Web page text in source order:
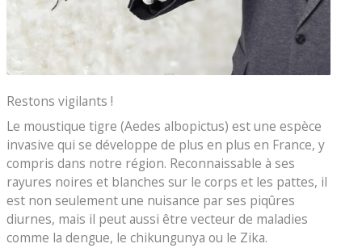
Restons vigilants !
Le moustique tigre (Aedes albopictus) est une espèce
invasive qui se développe de plus en plus en France, y
compris dans notre région. Reconnaissable à ses
rayures noires et blanches sur le corps et les pattes, il
est non seulement une nuisance par ses piqûres
diurnes, mais il peut aussi être vecteur de maladies
comme la dengue, le chikungunya ou le Zika.